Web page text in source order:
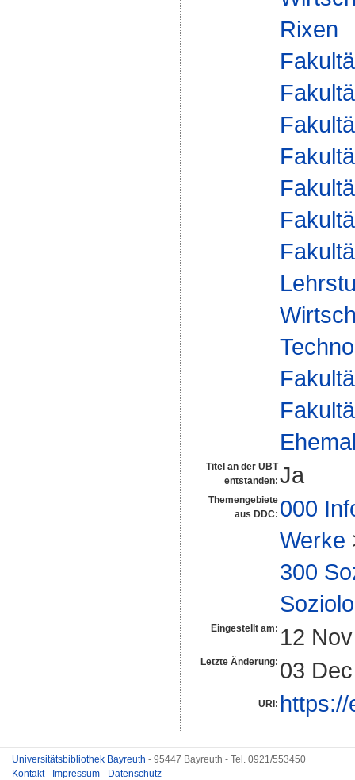
Rixen
Titel an der UBT
entstanden: Ja
Themengebiete
aus DDC: 000
Werke
300
Eingestellt am: 12
Letzte Änderung: 03
URI:
Universitätsbibliothek Bayreuth - 95447 Bayreuth - Tel. 0921/553450
Kontakt- Impressum - Datenschutz